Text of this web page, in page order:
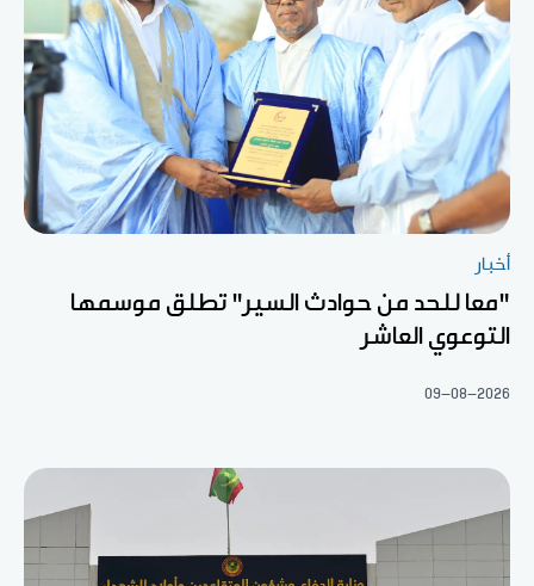
أخبار
"معا للحد من حوادث السير" تطلق موسمها
التوعوي العاشر
09-08-2026